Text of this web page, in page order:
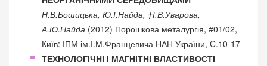
Н.В.Бошицька, Ю.І.Найда, †І.В.Уварова,
А.Ю.Найда (2012) Порошкова металургія, #01/02,
Київ: ІПМ ім.І.М.Францевича НАН України, C.10-17
ТЕХНОЛОГІЧНІ І МАГНІТНІ ВЛАСТИВОСТІ